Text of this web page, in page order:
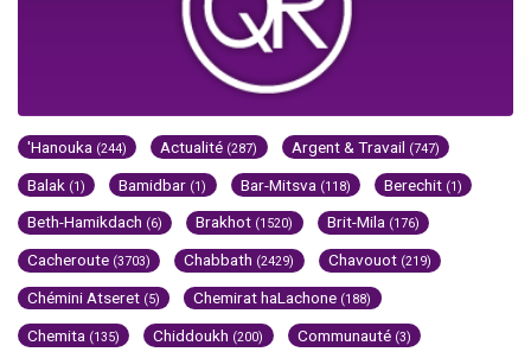
'Hanouka (244) Actualité (287) Argent & Travail (747)
Balak (1) Bamidbar (1) Bar-Mitsva (118) Berechit (1)
Beth-Hamikdach (6) Brakhot (1520) Brit-Mila (176)
Cacheroute (3703) Chabbath (2429) Chavouot (219)
Chémini Atseret (5) Chemirat haLachone (188)
Chemita (135) Chiddoukh (200) Communauté (3)